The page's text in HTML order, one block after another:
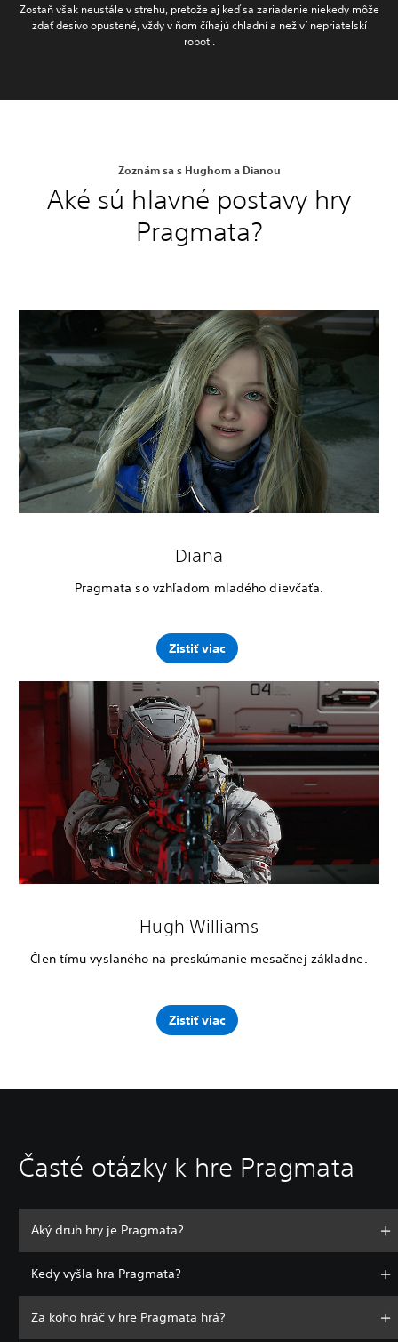
Zostaň však neustále v strehu, pretože aj keď sa zariadenie niekedy môže
zdať desivo opustené, vždy v ňom číhajú chladní a neživí nepriateľskí
roboti.
Zoznám sa s Hughom a Dianou
Aké sú hlavné postavy hry
Pragmata?
Diana
Pragmata so vzhľadom mladého dievčaťa.
Zistiť viac
Hugh Williams
Člen tímu vyslaného na preskúmanie mesačnej základne.
Zistiť viac
Časté otázky k hre Pragmata
Aký druh hry je Pragmata?
Kedy vyšla hra Pragmata?
Za koho hráč v hre Pragmata hrá?